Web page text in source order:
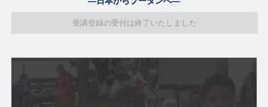
受講登録の受付は終了いたしました